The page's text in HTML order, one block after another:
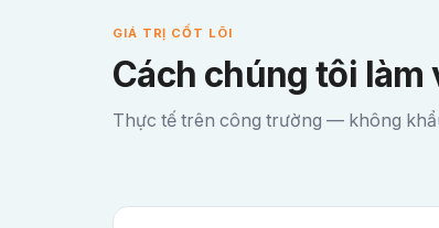
GIÁ TRỊ CỐT LÕI
Cách chúng tôi làm
Thực tế trên công trường — không